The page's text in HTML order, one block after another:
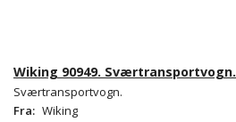
Wiking 90949. Sværtransportvogn.
Sværtransportvogn.
Fra: Wiking